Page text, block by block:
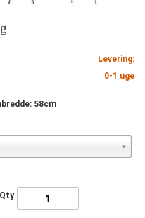
Levering:
0-1 uge
58cm
Qty